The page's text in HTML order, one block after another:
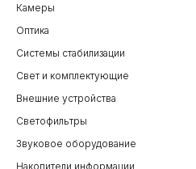
Камеры
Оптика
Системы стабилизации
Свет и комплектующие
Внешние устройства
Светофильтры
Звуковое оборудование
Накопители информации